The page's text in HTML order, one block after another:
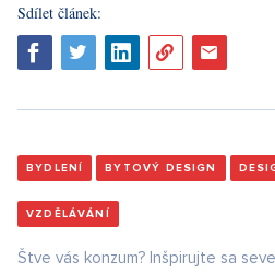
Sdílet článek:
BYDLENÍ BYTOVÝ DESIGN
VZDĚLÁVÁNÍ
Štve vás konzum? Inšpirujte sa